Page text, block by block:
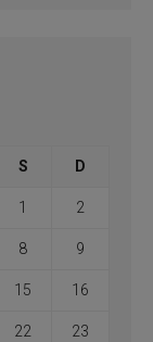
S D
1 2
8 9
15 16
22 23